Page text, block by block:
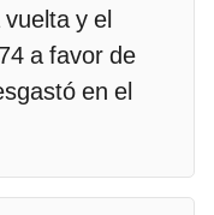
y el
a favor de
en el